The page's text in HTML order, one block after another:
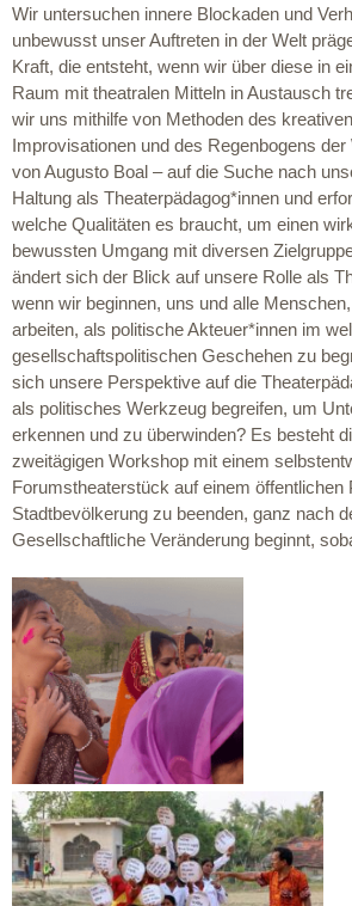
Wir untersuchen innere Blockaden und
unbewusst unser Auftreten in der Welt
Kraft, die entsteht, wenn wir über diese in
Raum mit theatralen Mitteln in Austausch
wir uns mithilfe von Methoden des
Improvisationen und des Regenbogens
von Augusto Boal – auf die Suche nach
Haltung als Theaterpädagog*innen und
welche Qualitäten es braucht, um einen
bewussten Umgang mit diversen
ändert sich der Blick auf unsere Rolle als
wenn wir beginnen, uns und alle
arbeiten, als politische Akteuer*innen im
gesellschaftspolitischen Geschehen zu
sich unsere Perspektive auf die
als politisches Werkzeug begreifen, um
erkennen und zu überwinden? Es besteht
zweitägigen Workshop mit einem
Forumstheaterstück auf einem öffentlichen
Stadtbevölkerung zu beenden, ganz nach
Gesellschaftliche Veränderung beginnt,